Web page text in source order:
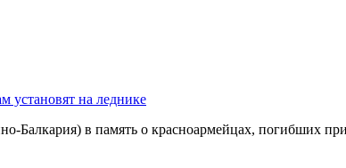
установят на леднике
Балкария) в память о красноармейцах, погибших